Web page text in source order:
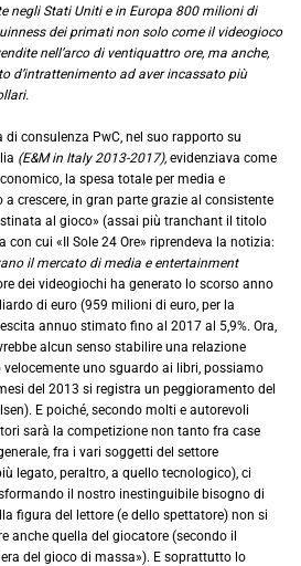
negli Stati Uniti e in Europa 800 milioni di
dei primati non solo come il videogioco
nell’arco di ventiquattro ore, ma anche,
d’intrattenimento ad aver incassato più
di consulenza PwC, nel suo rapporto su
(E&M in Italy 2013-2017), evidenziava come
la spesa totale per media e
crescere, in gran parte grazie al consistente
al gioco» (assai più tranchant il titolo
con cui «Il Sole 24 Ore» riprendeva la notizia:
il mercato di media e entertainment
dei videogiochi ha generato lo scorso anno
di euro (959 milioni di euro, per la
annuo stimato fino al 2017 al 5,9%. Ora,
alcun senso stabilire una relazione
uno sguardo ai libri, possiamo
del 2013 si registra un peggioramento del
E poiché, secondo molti e autorevoli
sarà la competizione non tanto fra case
fra i vari soggetti del settore
legato, peraltro, a quello tecnologico), ci
il nostro inestinguibile bisogno di
figura del lettore (e dello spettatore) non si
anche quella del giocatore (secondo il
del gioco di massa»). E soprattutto lo